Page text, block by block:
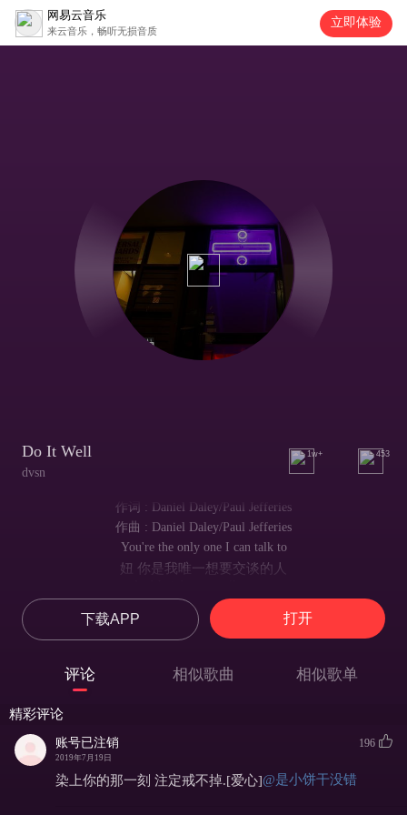
网易云音乐
来云音乐，畅听无损音质
立即体验
Do It Well
dvsn
1w+ 453
作词 : Daniel Daley/Paul Jefferies
作曲 : Daniel Daley/Paul Jefferies
You're the only one I can talk to
妞 你是我唯一想要交谈的人
我不会用那些搭讪的旧套路
I'll even shut up if you want to, want to, yeah
若你想让我闭嘴 我会缄默不语
我用了大把时间才得以望向你的媚眼
And you're working
下载APP 打开
评论 相似歌曲 相似歌单
精彩评论
账号已注销
2019年7月19日
196
染上你的那一刻 注定戒不掉.[爱心]@是小饼干没错